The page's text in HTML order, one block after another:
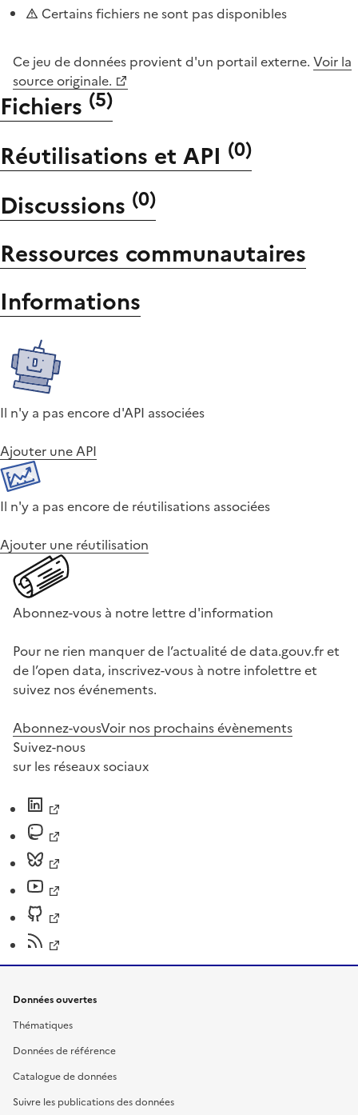
Certains fichiers ne sont pas disponibles
Ce jeu de données provient d'un portail externe. Voir la
source originale.
Fichiers (5)
Réutilisations et API (0)
Discussions (0)
Ressources communautaires
Informations
Il n'y a pas encore d'API associées
Ajouter une API
Il n'y a pas encore de réutilisations associées
Ajouter une réutilisation
Abonnez-vous à notre lettre d'information
Pour ne rien manquer de l’actualité de data.gouv.fr et
de l’open data, inscrivez-vous à notre infolettre et
suivez nos événements.
Abonnez-vousVoir nos prochains évènements
Suivez-nous
sur les réseaux sociaux
Données ouvertes
Thématiques
Données de référence
Catalogue de données
Suivre les publications des données